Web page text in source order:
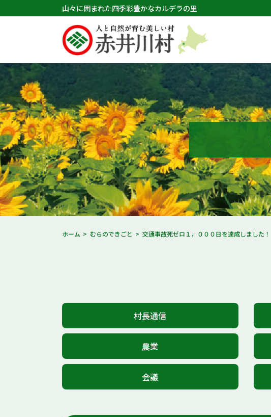
山々に囲まれた四季彩豊かなカルデラの里
ホーム むらのできごと 交通事故死ゼロ１，０００日を達成しました！
村長通信
農業
会議